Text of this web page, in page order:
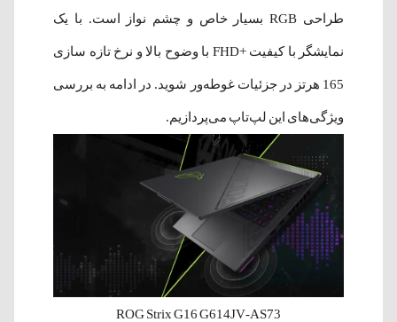
طراحی RGB بسیار خاص و چشم نواز است. با یک
نمایشگر با کیفیت +FHD با وضوح بالا و نرخ تازه سازی
165 هرتز در جزئیات غوطه‌ور شوید. در ادامه به بررسی
ویژگی‌های این لپ‌تاپ می‌پردازیم.
ROG Strix G16 G614JV-AS73